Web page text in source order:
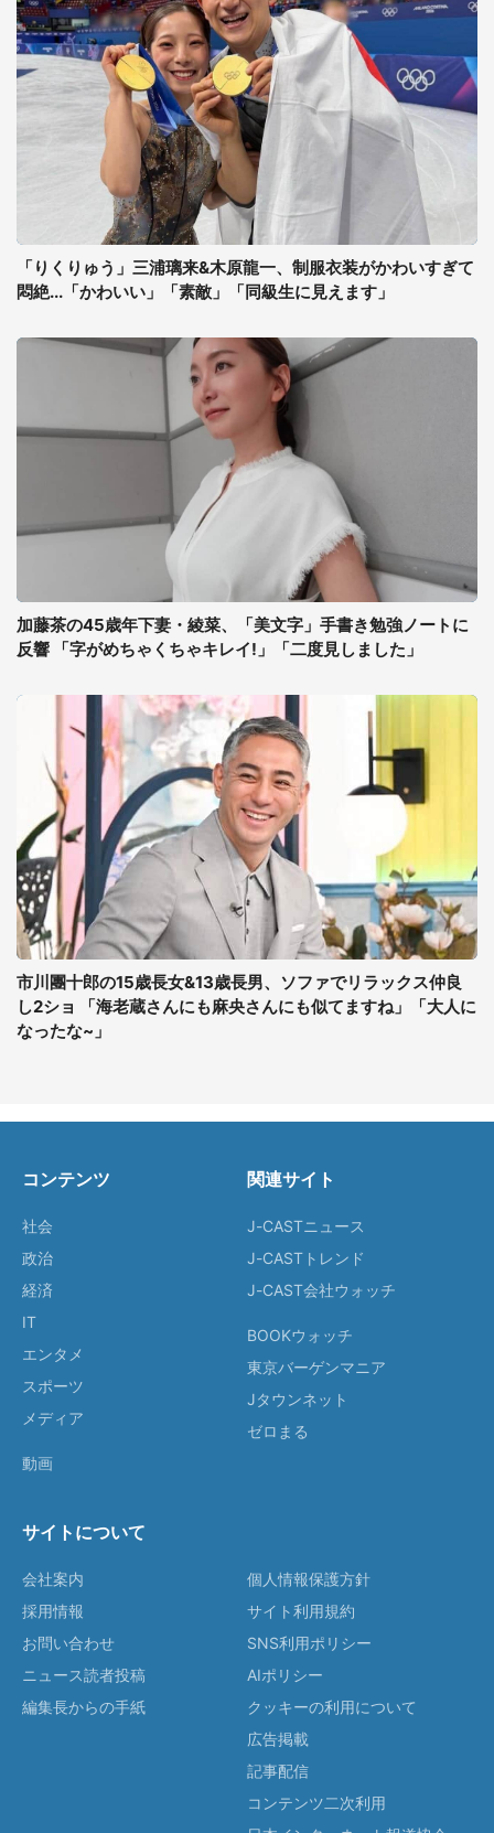
「りくりゅう」三浦璃来&木原龍一、制服衣装がかわいすぎて
悶絶...「かわいい」「素敵」「同級生に見えます」
加藤茶の45歳年下妻・綾菜、「美文字」手書き勉強ノートに
反響 「字がめちゃくちゃキレイ!」「二度見しました」
市川團十郎の15歳長女&13歳長男、ソファでリラックス仲良
し2ショ 「海老蔵さんにも麻央さんにも似てますね」「大人に
なったな~」
コンテンツ
社会
政治
経済
IT
エンタメ
スポーツ
メディア
動画
関連サイト
J-CASTニュース
J-CASTトレンド
J-CAST会社ウォッチ
BOOKウォッチ
東京バーゲンマニア
Jタウンネット
ゼロまる
サイトについて
会社案内
採用情報
お問い合わせ
ニュース読者投稿
編集長からの手紙
個人情報保護方針
サイト利用規約
SNS利用ポリシー
AIポリシー
クッキーの利用について
広告掲載
記事配信
コンテンツ二次利用